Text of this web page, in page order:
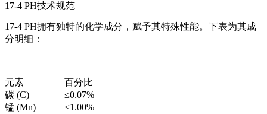
17-4 PH技术规范
17-4 PH拥有独特的化学成分，赋予其特殊性能。下表为其成
分明细：
元素
百分比
碳 (C)
≤0.07%
锰 (Mn)
≤1.00%